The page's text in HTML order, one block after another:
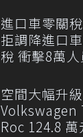
進口車零關
拒調降進口
稅 衝擊8萬
空間大幅升
Volkswagen
Roc 124.8